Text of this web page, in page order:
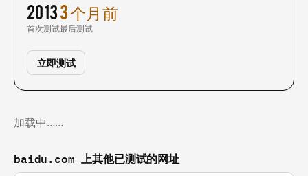
2013
首次测试
3 个月前
最后测试
立即测试
加载中……
baidu.com 上其他已测试的网址